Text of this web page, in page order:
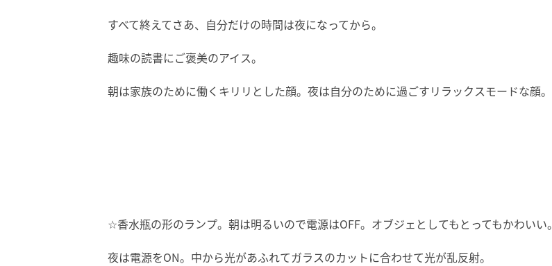
すべて終えてさあ、自分だけの時間は夜になってから。
趣味の読書にご褒美のアイス。
朝は家族のために働くキリリとした顔。夜は自分のために過ごすリラックスモードな顔。
☆香水瓶の形のランプ。朝は明るいので電源はOFF。オブジェとしてもとってもかわいい。
夜は電源をON。中から光があふれてガラスのカットに合わせて光が乱反射。